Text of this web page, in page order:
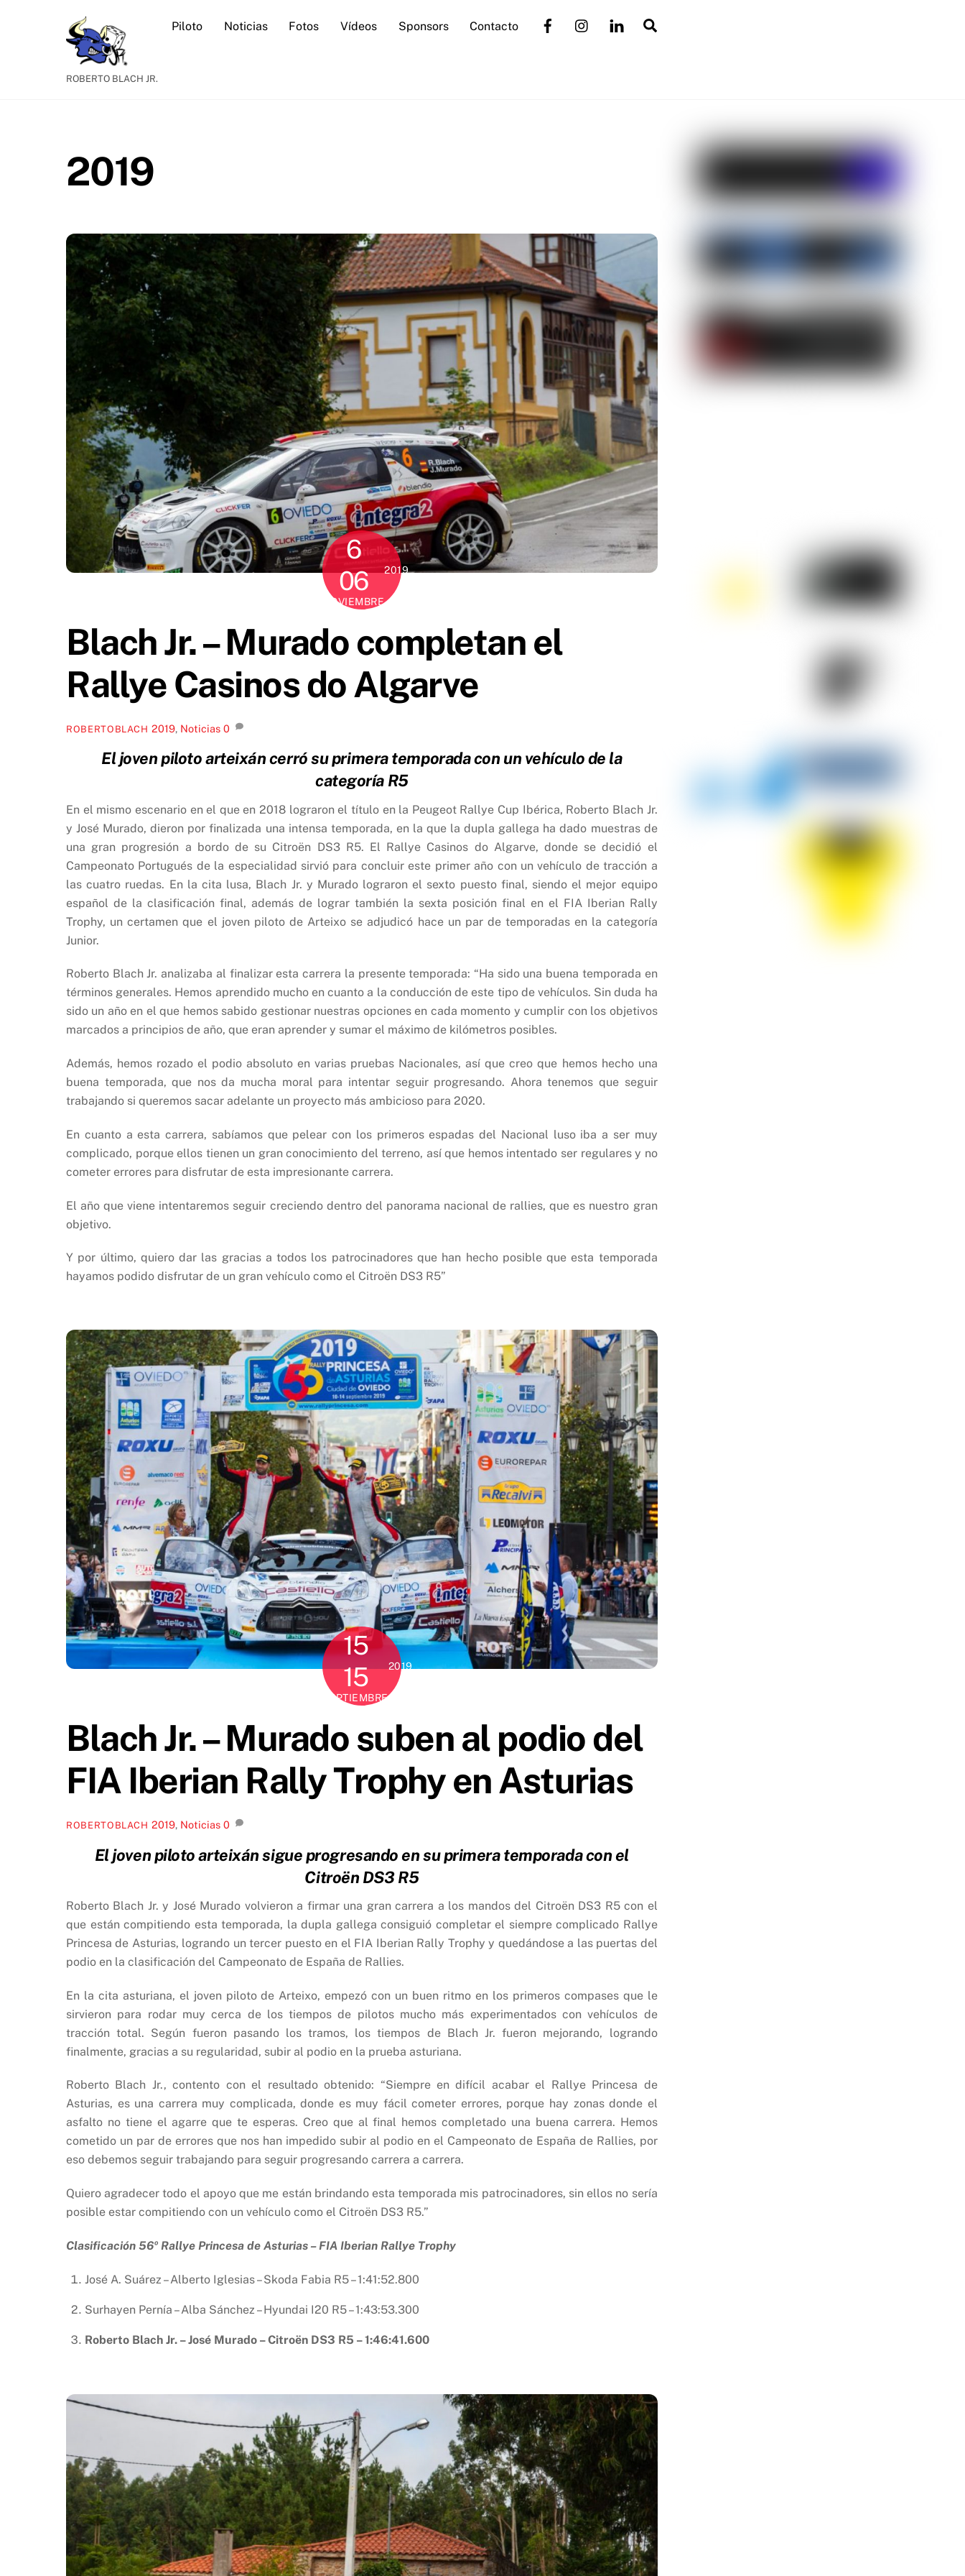
ROBERTO BLACH JR.
Piloto Noticias Fotos Vídeos Sponsors Contacto
2019
6
06
NOVIEMBRE
2019
Blach Jr. – Murado completan el
Rallye Casinos do Algarve
ROBERTOBLACH 2019, Noticias 0
El joven piloto arteixán cerró su primera temporada con un vehículo de la
categoría R5
En el mismo escenario en el que en 2018 lograron el título en la Peugeot Rallye Cup Ibérica, Roberto Blach Jr.
y José Murado, dieron por finalizada una intensa temporada, en la que la dupla gallega ha dado muestras de
una gran progresión a bordo de su Citroën DS3 R5. El Rallye Casinos do Algarve, donde se decidió el
Campeonato Portugués de la especialidad sirvió para concluir este primer año con un vehículo de tracción a
las cuatro ruedas. En la cita lusa, Blach Jr. y Murado lograron el sexto puesto final, siendo el mejor equipo
español de la clasificación final, además de lograr también la sexta posición final en el FIA Iberian Rally
Trophy, un certamen que el joven piloto de Arteixo se adjudicó hace un par de temporadas en la categoría
Junior.
Roberto Blach Jr. analizaba al finalizar esta carrera la presente temporada: “Ha sido una buena temporada en
términos generales. Hemos aprendido mucho en cuanto a la conducción de este tipo de vehículos. Sin duda ha
sido un año en el que hemos sabido gestionar nuestras opciones en cada momento y cumplir con los objetivos
marcados a principios de año, que eran aprender y sumar el máximo de kilómetros posibles.
Además, hemos rozado el podio absoluto en varias pruebas Nacionales, así que creo que hemos hecho una
buena temporada, que nos da mucha moral para intentar seguir progresando. Ahora tenemos que seguir
trabajando si queremos sacar adelante un proyecto más ambicioso para 2020.
En cuanto a esta carrera, sabíamos que pelear con los primeros espadas del Nacional luso iba a ser muy
complicado, porque ellos tienen un gran conocimiento del terreno, así que hemos intentado ser regulares y no
cometer errores para disfrutar de esta impresionante carrera.
El año que viene intentaremos seguir creciendo dentro del panorama nacional de rallies, que es nuestro gran
objetivo.
Y por último, quiero dar las gracias a todos los patrocinadores que han hecho posible que esta temporada
hayamos podido disfrutar de un gran vehículo como el Citroën DS3 R5”
15
15
SEPTIEMBRE
2019
Blach Jr. – Murado suben al podio del
FIA Iberian Rally Trophy en Asturias
ROBERTOBLACH 2019, Noticias 0
El joven piloto arteixán sigue progresando en su primera temporada con el
Citroën DS3 R5
Roberto Blach Jr. y José Murado volvieron a firmar una gran carrera a los mandos del Citroën DS3 R5 con el
que están compitiendo esta temporada, la dupla gallega consiguió completar el siempre complicado Rallye
Princesa de Asturias, logrando un tercer puesto en el FIA Iberian Rally Trophy y quedándose a las puertas del
podio en la clasificación del Campeonato de España de Rallies.
En la cita asturiana, el joven piloto de Arteixo, empezó con un buen ritmo en los primeros compases que le
sirvieron para rodar muy cerca de los tiempos de pilotos mucho más experimentados con vehículos de
tracción total. Según fueron pasando los tramos, los tiempos de Blach Jr. fueron mejorando, logrando
finalmente, gracias a su regularidad, subir al podio en la prueba asturiana.
Roberto Blach Jr., contento con el resultado obtenido: “Siempre en difícil acabar el Rallye Princesa de
Asturias, es una carrera muy complicada, donde es muy fácil cometer errores, porque hay zonas donde el
asfalto no tiene el agarre que te esperas. Creo que al final hemos completado una buena carrera. Hemos
cometido un par de errores que nos han impedido subir al podio en el Campeonato de España de Rallies, por
eso debemos seguir trabajando para seguir progresando carrera a carrera.
Quiero agradecer todo el apoyo que me están brindando esta temporada mis patrocinadores, sin ellos no sería
posible estar compitiendo con un vehículo como el Citroën DS3 R5.”
Clasificación 56º Rallye Princesa de Asturias – FIA Iberian Rallye Trophy
José A. Suárez – Alberto Iglesias – Skoda Fabia R5 – 1:41:52.800
Surhayen Pernía – Alba Sánchez – Hyundai I20 R5 – 1:43:53.300
Roberto Blach Jr. – José Murado – Citroën DS3 R5 – 1:46:41.600